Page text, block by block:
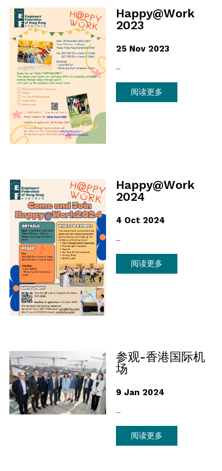
意见书
良好雇佣行为指引
焦点议题
连结
Happy@Work
2023
25 Nov 2023
...
阅读更多
Happy@Work
2024
4 Oct 2024
...
阅读更多
参观-香港国际机
场
9 Jan 2024
...
阅读更多